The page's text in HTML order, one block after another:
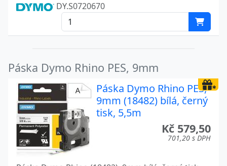
DY.S0720670
Páska Dymo Rhino PES, 9mm
Páska Dymo Rhino PES,
9mm (18482) bílá, černý
tisk, 5,5m
Kč 579,50
701,20 s DPH